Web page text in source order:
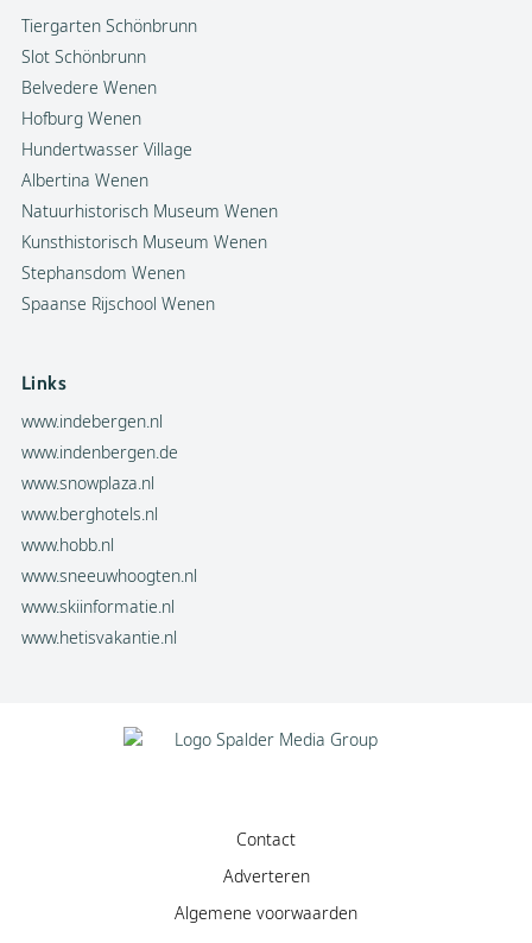
Tiergarten Schönbrunn
Slot Schönbrunn
Belvedere Wenen
Hofburg Wenen
Hundertwasser Village
Albertina Wenen
Natuurhistorisch Museum Wenen
Kunsthistorisch Museum Wenen
Stephansdom Wenen
Spaanse Rijschool Wenen
Links
www.indebergen.nl
www.indenbergen.de
www.snowplaza.nl
www.berghotels.nl
www.hobb.nl
www.sneeuwhoogten.nl
www.skiinformatie.nl
www.hetisvakantie.nl
Contact
Adverteren
Algemene voorwaarden